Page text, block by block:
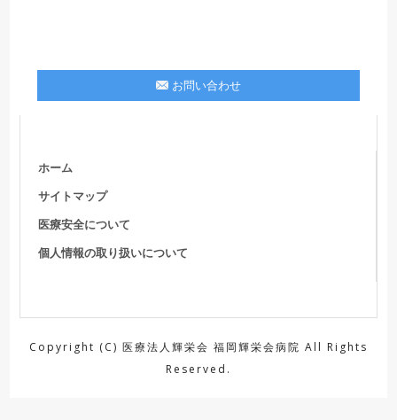
お問い合わせ
ホーム
サイトマップ
医療安全について
個人情報の取り扱いについて
Copyright (C) 医療法人輝栄会 福岡輝栄会病院 All Rights
Reserved.